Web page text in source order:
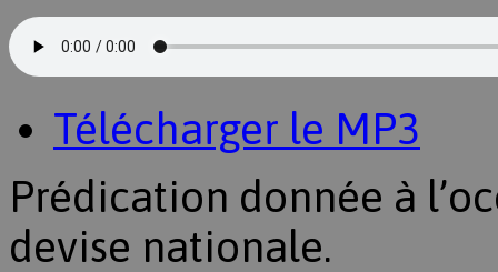
Télécharger le MP3
Prédication donnée à
devise nationale.